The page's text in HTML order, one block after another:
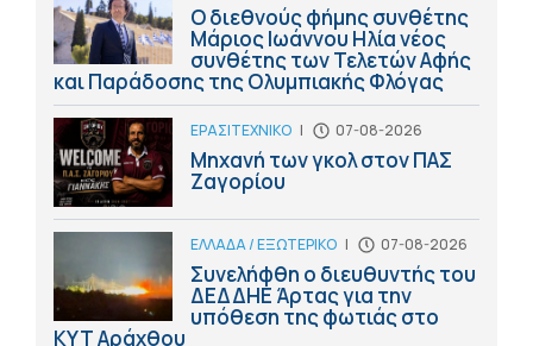
Ο διεθνούς φήμης συνθέτης
Μάριος Ιωάννου Ηλία νέος
συνθέτης των Τελετών Αφής
και Παράδοσης της Ολυμπιακής Φλόγας
ΕΡΑΣΙΤΕΧΝΙΚΟ | 07-08-2026
Μηχανή των γκολ στον ΠΑΣ
Ζαγορίου
ΕΛΛΑΔΑ / ΕΞΩΤΕΡΙΚΟ | 07-08-2026
Συνελήφθη ο διευθυντής του
ΔΕΔΔΗΕ Άρτας για την
υπόθεση της φωτιάς στο
ΚΥΤ Αράχθου